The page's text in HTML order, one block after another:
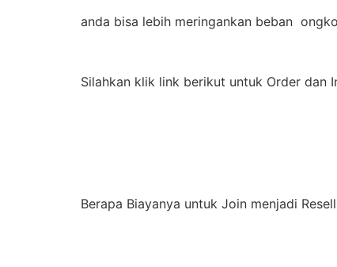
anda bisa lebih meringankan beban
Silahkan klik link berikut untuk Order dan
Berapa Biayanya untuk Join menjadi